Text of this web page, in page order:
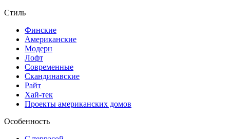
Стиль
Финские
Американские
Модерн
Лофт
Современные
Скандинавские
Райт
Хай-тек
Проекты американских домов
Особенность